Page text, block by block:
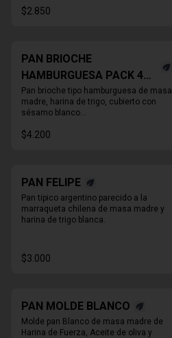
despacho*
$2.850
PAN BRIOCHE
HAMBURGUESA PACK 4
UNIDADES
Pan brioche tipo hamburguesa de masa
madre, harina de trigo, cubierto con
sésamo blanco
$4.200
PAN FELIPE
Pan tipico argentino parecido a la
marraqueta chilena de masa madre y
harina de trigo blanca.
$3.000
PAN MOLDE BLANCO
Molde pan Blanco de masa madre de
Harina de Fuerza, Aceite de oliva y